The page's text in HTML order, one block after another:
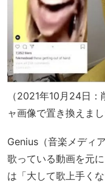
（2021年10月24日
ャ画像で置き換えまし
Genius（音楽メディ
歌っている動画を元
は「大して歌上手く